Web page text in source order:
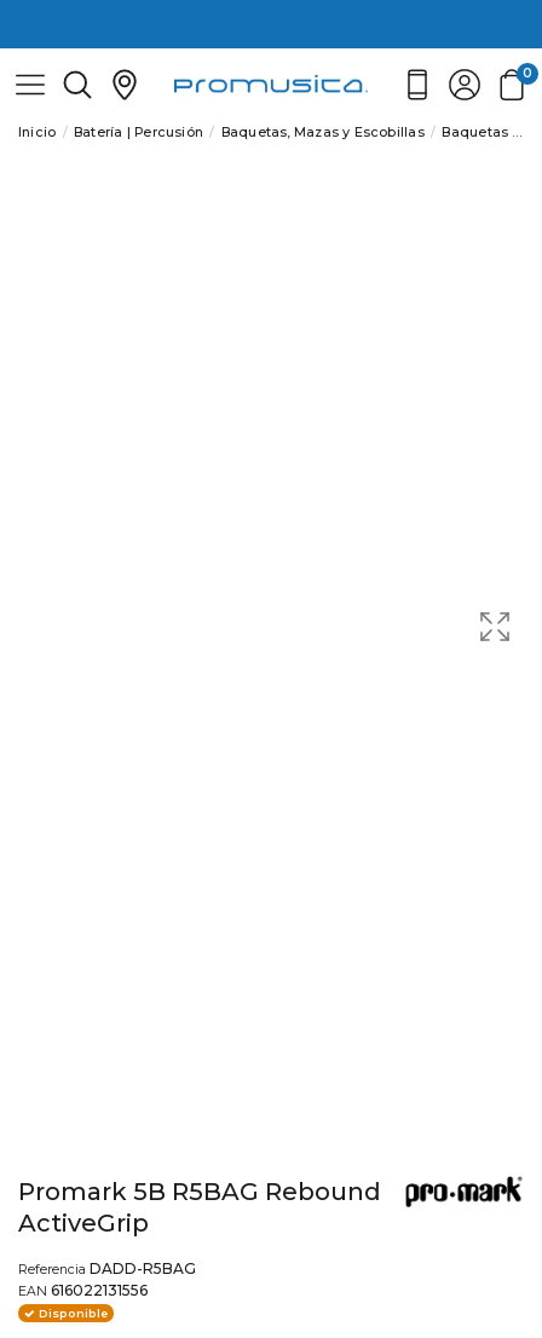
0
Inicio Batería | Percusión Baquetas, Mazas y Escobillas Baquetas
Promark 5B R5BAG Rebound
ActiveGrip
Referencia DADD-R5BAG
EAN 616022131556
Disponible